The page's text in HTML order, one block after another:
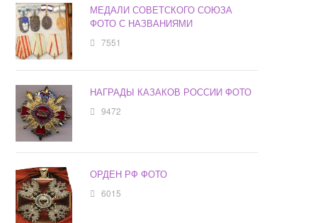
МЕДАЛИ СОВЕТСКОГО СОЮЗА
ФОТО С НАЗВАНИЯМИ
7551
НАГРАДЫ КАЗАКОВ РОССИИ ФОТО
9472
ОРДЕН РФ ФОТО
6015